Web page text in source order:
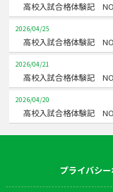
高校入試合格体験記
2026/04/25
高校入試合格体験記
2026/04/21
高校入試合格体験記
2026/04/20
高校入試合格体験記
プライバシ